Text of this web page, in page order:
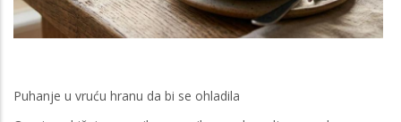
Puhanje u vruću hranu da bi se ohladila